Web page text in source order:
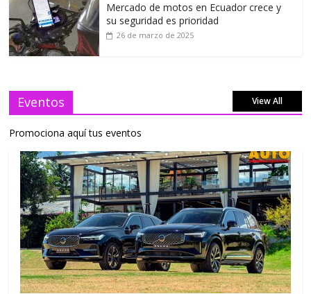
Mercado de motos en Ecuador crece y
su seguridad es prioridad
26 de marzo de 2025
Eventos View All
Promociona aquí tus eventos